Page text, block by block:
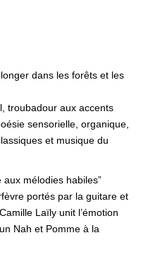
dans les forêts et les
troubadour aux accents
sensorielle, organique,
et musique du
aux mélodies habiles”
portés par la guitare et
Laïly unit l’émotion
Nah et Pomme à la